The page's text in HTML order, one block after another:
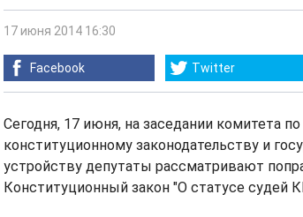
17 июня 2014 16:30
Facebook Twitter
Сегодня, 17 июня, на заседании комитета
конституционному законодательству и
устройству депутаты рассматривают
Конституционный закон "О статусе судей